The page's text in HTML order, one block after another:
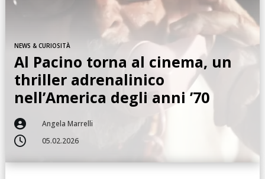
NEWS & CURIOSITÀ
Al Pacino torna al cinema, un
thriller adrenalinico
nell’America degli anni ’70
 Angela Marrelli
 05.02.2026